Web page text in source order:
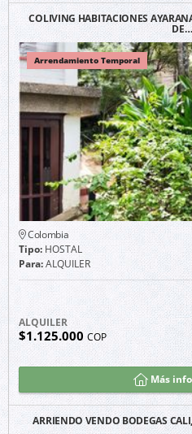
COLIVING HABITACIONES
DE…
Arrendamiento Temporal
Colombia
Tipo:HOSTAL
Para:ALQUILER
ALQUILER
$1.125.000 COP
Más
ARRIENDO VENDO BODEGAS